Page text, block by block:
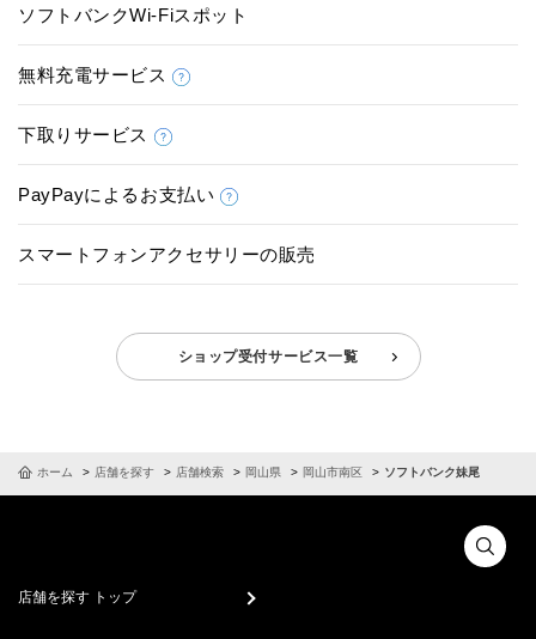
ソフトバンクWi-Fiスポット
無料充電サービス
下取りサービス
PayPayによるお支払い
スマートフォンアクセサリーの販売
ショップ受付サービス一覧
ホーム 店舗を探す 店舗検索 岡山県 岡山市南区 ソフトバンク妹尾
店舗を探す トップ